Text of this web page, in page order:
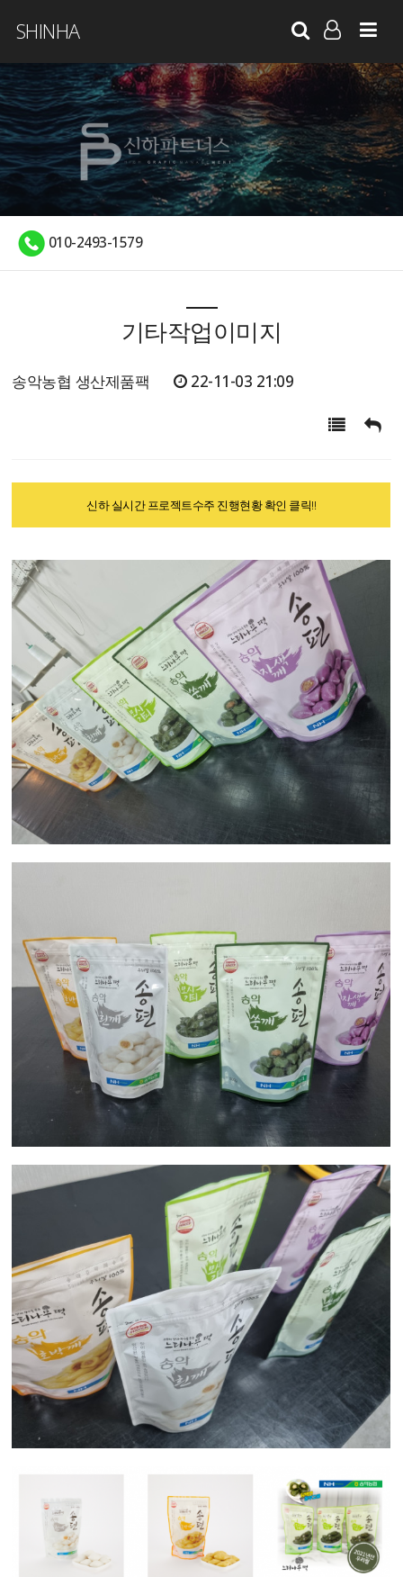
SHINHA
LOG IN
SIGN UP
010-2493-1579
기타작업이미지
송악농협 생산제품팩 22-11-03 21:09
신하 실시간 프로젝트수주 진행현황 확인 클릭!!